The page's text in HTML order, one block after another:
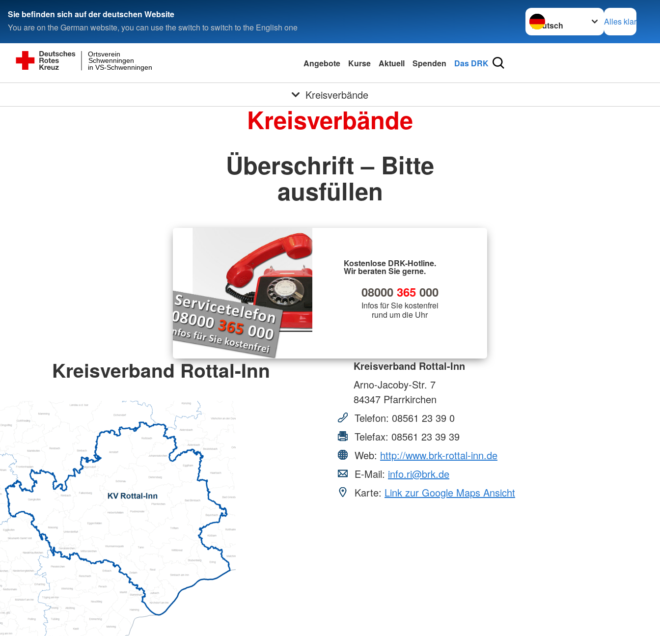
Sie befinden sich auf der deutschen Website
You are on the German website, you can use the switch to switch to the English one
Sprache wechseln zu
Alles klar
in VS-Schwenningen
Schwenningen
Ortsverein
Angebote Kurse Aktuell Spenden Das DRK
Kreisverbände
Kreisverbände
Überschrift – Bitte
ausfüllen
Kostenlose DRK-Hotline.
Wir beraten Sie gerne.
08000 365000
Infos für Sie kostenfrei
rund um die Uhr
Kreisverband Rottal-Inn
Kreisverband Rottal-Inn
Arno-Jacoby-Str. 7
84347 Pfarrkirchen
Telefon: 08561 23 39 0
Telefax: 08561 23 39 39
Web: http://www.brk-rottal-inn.de
E-Mail: info.ri@brk.de
Karte: Link zur Google Maps Ansicht